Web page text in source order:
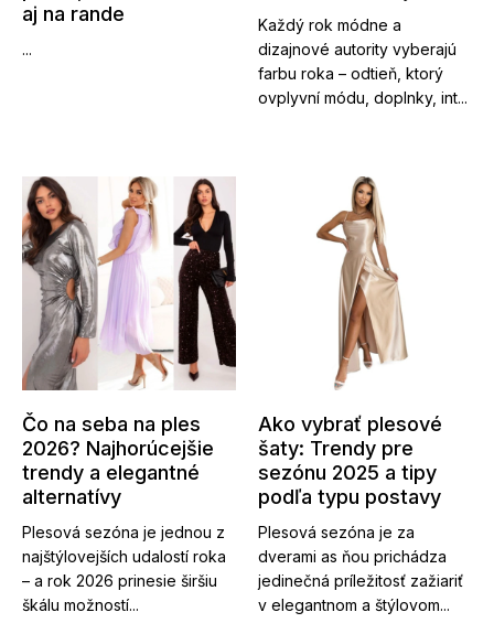
aj na rande
...
Každý rok módne a
dizajnové autority vyberajú
farbu roka – odtieň, ktorý
ovplyvní módu, doplnky, int...
Čo na seba na ples
2026? Najhorúcejšie
trendy a elegantné
alternatívy
Plesová sezóna je jednou z
najštýlovejších udalostí roka
– a rok 2026 prinesie širšiu
škálu možností...
Ako vybrať plesové
šaty: Trendy pre
sezónu 2025 a tipy
podľa typu postavy
Plesová sezóna je za
dverami as ňou prichádza
jedinečná príležitosť zažiariť
v elegantnom a štýlovom...